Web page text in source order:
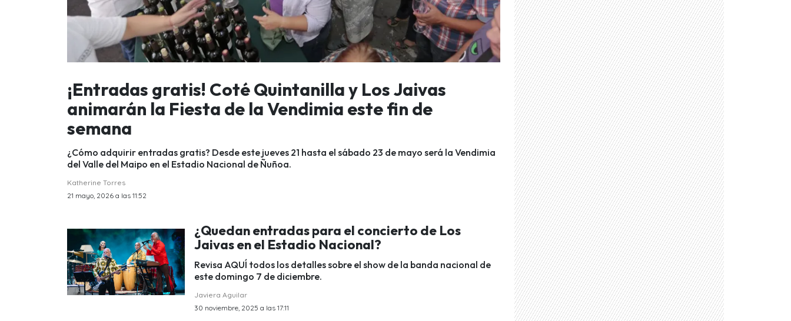
¡Entradas gratis! Coté Quintanilla y Los Jaivas
animarán la Fiesta de la Vendimia este fin de
semana
¿Cómo adquirir entradas gratis? Desde este jueves 21 hasta el sábado 23 de mayo será la Vendimia
del Valle del Maipo en el Estadio Nacional de Ñuñoa.
Katherine Torres
21 mayo, 2026 a las 11:52
¿Quedan entradas para el concierto de Los
Jaivas en el Estadio Nacional?
Revisa AQUÍ todos los detalles sobre el show de la banda nacional de
este domingo 7 de diciembre.
Javiera Aguilar
30 noviembre, 2025 a las 17:11